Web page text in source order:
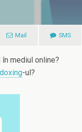
Mail SMS
mediul online?
doxing-ul?